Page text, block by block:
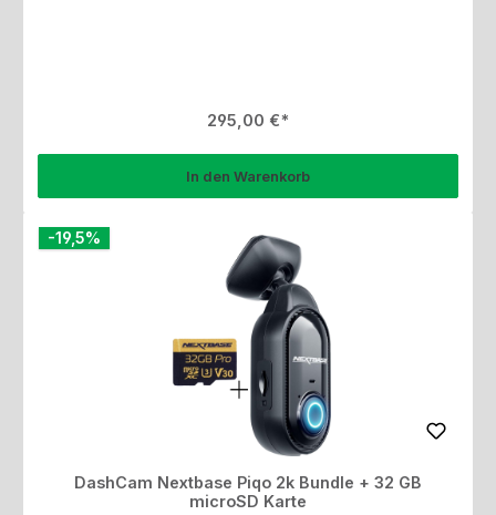
Regulärer Preis:
295,00 €
In den Warenkorb
-19,5%
DashCam Nextbase Piqo 2k Bundle + 32 GB
microSD Karte